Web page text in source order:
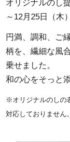
オリジナルのし
～12月25日（木
円満、調和、ご
柄を、繊細な風
乗せました。
和の心をそっと
※オリジナルのしの
対応しておりません。